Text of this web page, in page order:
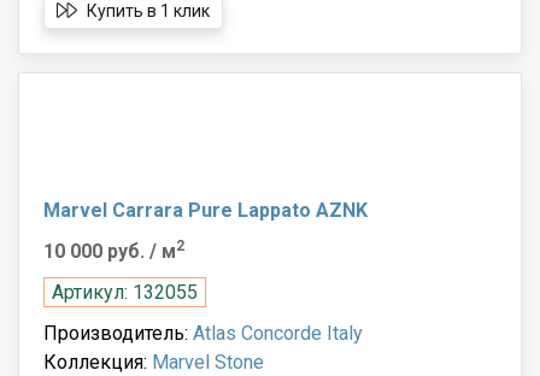
Купить в 1 клик
Marvel Carrara Pure Lappato AZNK
10 000 руб. / м2
Артикул: 132055
Производитель: Atlas Concorde Italy
Коллекция: Marvel Stone